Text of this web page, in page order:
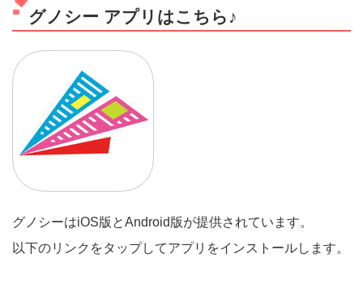
グノシー アプリはこちら♪
グノシーはiOS版とAndroid版が提供されています。
以下のリンクをタップしてアプリをインストールします。